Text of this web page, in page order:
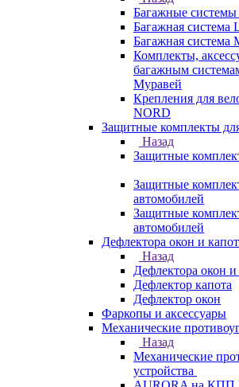
Багажные системы
Багажная
Багажная система
Комплекты,
багажным
Муравей
Крепления для
NORD
Защитные комплекты
Назад
Защитные
Защитные
автомобилей
Защитные
автомобилей
Дефлектора окон и
Назад
Дефлектора окон и
Дефлектор капота
Дефлектор окон
Фаркопы и аксессуары
Механические
Назад
Механические
устройства